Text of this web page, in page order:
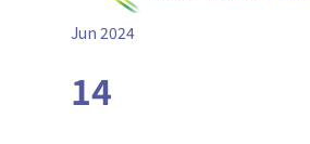
Jun 2024
14